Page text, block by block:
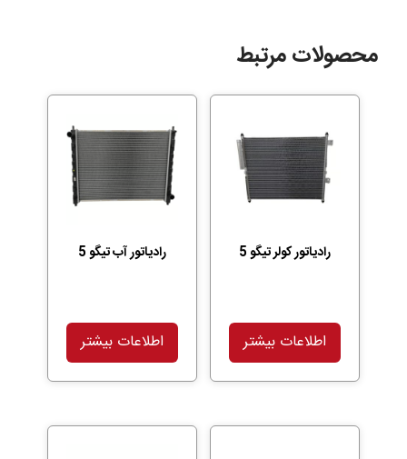
محصولات مرتبط
رادیاتور کولر تیگو 5
اطلاعات بیشتر
رادیاتور آب تیگو 5
اطلاعات بیشتر